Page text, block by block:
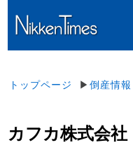
トップページ ▶倒産情報
カフカ株式会社